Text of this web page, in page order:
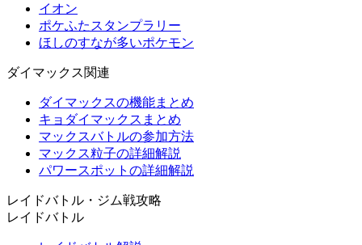
イオン
ポケふたスタンプラリー
ほしのすなが多いポケモン
ダイマックス関連
ダイマックスの機能まとめ
キョダイマックスまとめ
マックスバトルの参加方法
マックス粒子の詳細解説
パワースポットの詳細解説
レイドバトル・ジム戦攻略
レイドバトル